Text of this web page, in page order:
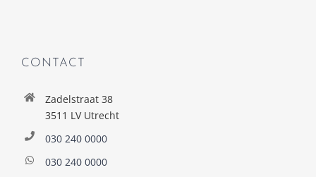
CONTACT
Zadelstraat 38
3511 LV Utrecht
030 240 0000
030 240 0000